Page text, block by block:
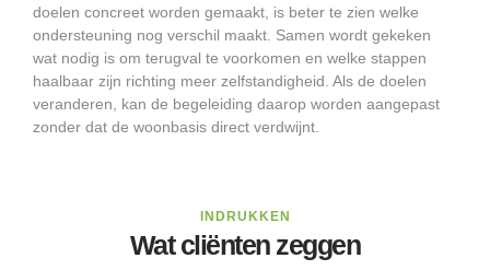
doelen concreet worden gemaakt, is beter te zien welke
ondersteuning nog verschil maakt. Samen wordt gekeken
wat nodig is om terugval te voorkomen en welke stappen
haalbaar zijn richting meer zelfstandigheid. Als de doelen
veranderen, kan de begeleiding daarop worden aangepast
zonder dat de woonbasis direct verdwijnt.
INDRUKKEN
Wat cliënten zeggen